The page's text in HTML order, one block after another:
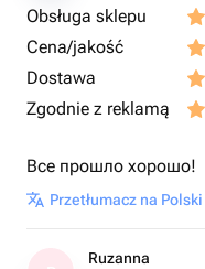
Obsługa sklepu
Cena/jakość
Dostawa
Zgodnie z reklamą
Все прошло хорошо!
Przetłumacz na Polski
Ruzanna